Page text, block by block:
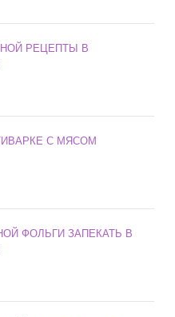
РЕЦЕПТЫ В
С МЯСОМ
ФОЛЬГИ ЗАПЕКАТЬ В